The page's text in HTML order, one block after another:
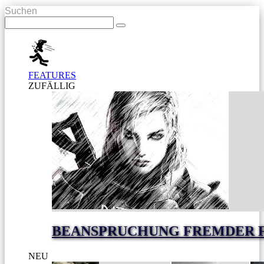
Suchen
FEATURES
ZUFÄLLIG
BEANSPRUCHUNG FREMDER
NEU